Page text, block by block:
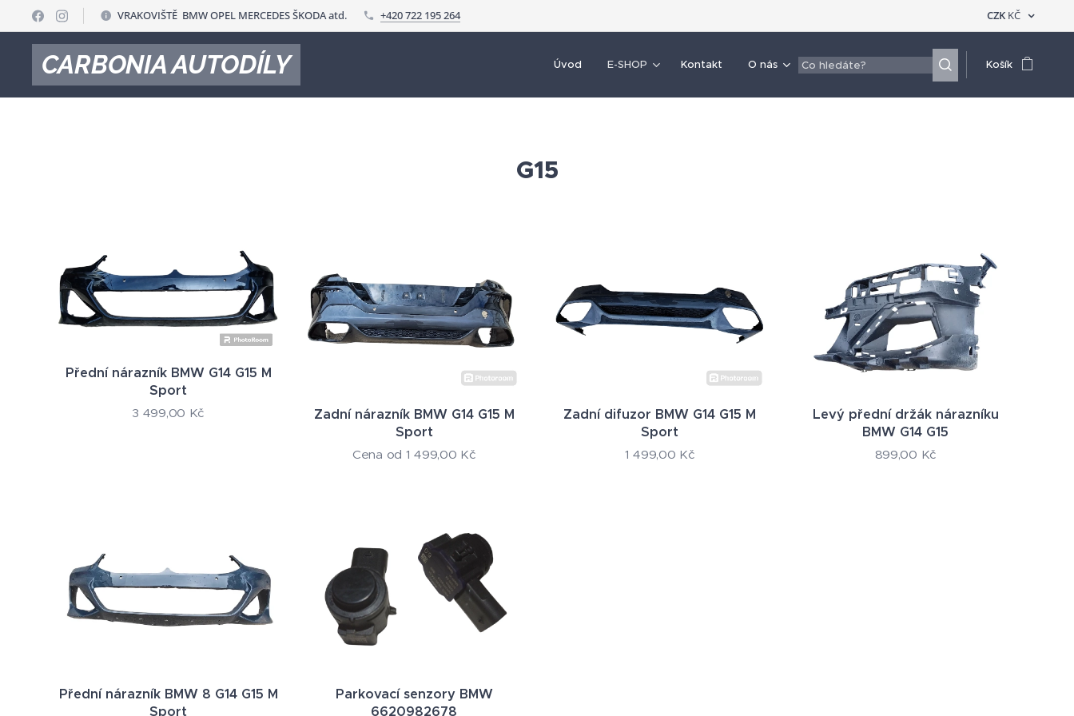
VRAKOVIŠTĚ BMW OPEL MERCEDES ŠKODA atd. +420 722 195 264 CZK KČ
CARBONIA AUTODÍLY Úvod E-SHOP Kontakt O nás Košík
G15
Přední nárazník BMW G14 G15 M
Sport
3 499,00 Kč
Zadní nárazník BMW G14 G15 M
Sport
Cena od 1 499,00 Kč
Zadní difuzor BMW G14 G15 M
Sport
1 499,00 Kč
Levý přední držák nárazníku
BMW G14 G15
899,00 Kč
Přední nárazník BMW 8 G14 G15 M
Sport
Parkovací senzory BMW
6620982678